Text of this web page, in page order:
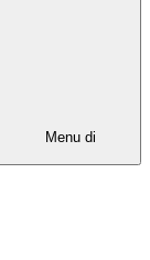
Menu di